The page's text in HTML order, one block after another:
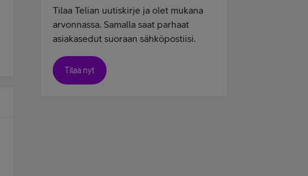
Tilaa Telian uutiskirje ja olet mukana
arvonnassa. Samalla saat parhaat
asiakasedut suoraan sähköpostiisi.
Tilaa nyt